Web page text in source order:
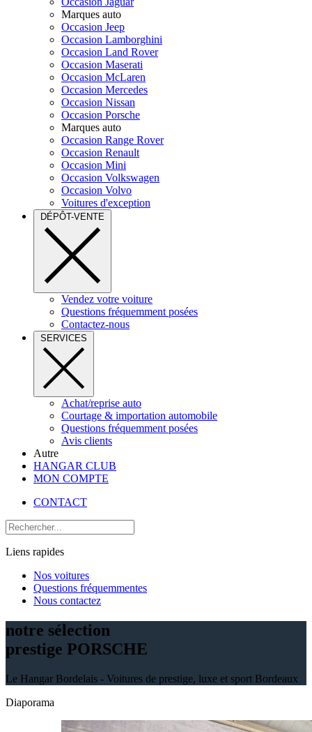
Marques auto
Occasion Jeep
Occasion Lamborghini
Occasion Land Rover
Occasion Maserati
Occasion McLaren
Occasion Mercedes
Occasion Nissan
Occasion Porsche
Marques auto
Occasion Range Rover
Occasion Renault
Occasion Mini
Occasion Volkswagen
Occasion Volvo
Voitures d'exception
DÉPÔT-VENTE
Vendez votre voiture
Questions fréquemment posées
Contactez-nous
SERVICES
Achat/reprise auto
Courtage & importation automobile
Questions fréquemment posées
Avis clients
Autre
HANGAR CLUB
MON COMPTE
CONTACT
Liens rapides
Nos voitures
Questions fréquemmentes
Nous contactez
notre sélection
prestige PORSCHE
Le Hangar Bordelais - Voitures de prestige, luxe et sport Bordeaux
Diaporama